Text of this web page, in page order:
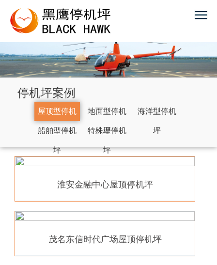
停机坪案例
屋顶型停机
坪
地面型停机
坪
海洋型停机
坪
船舶型停机
坪
特殊型停机
坪
淮安金融中心屋顶停机坪
茂名东信时代广场屋顶停机坪